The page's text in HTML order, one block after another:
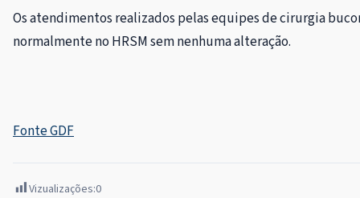
Os atendimentos realizados pelas equipes de cirurgia
normalmente no HRSM sem nenhuma alteração.
Fonte GDF
Vizualizações:0